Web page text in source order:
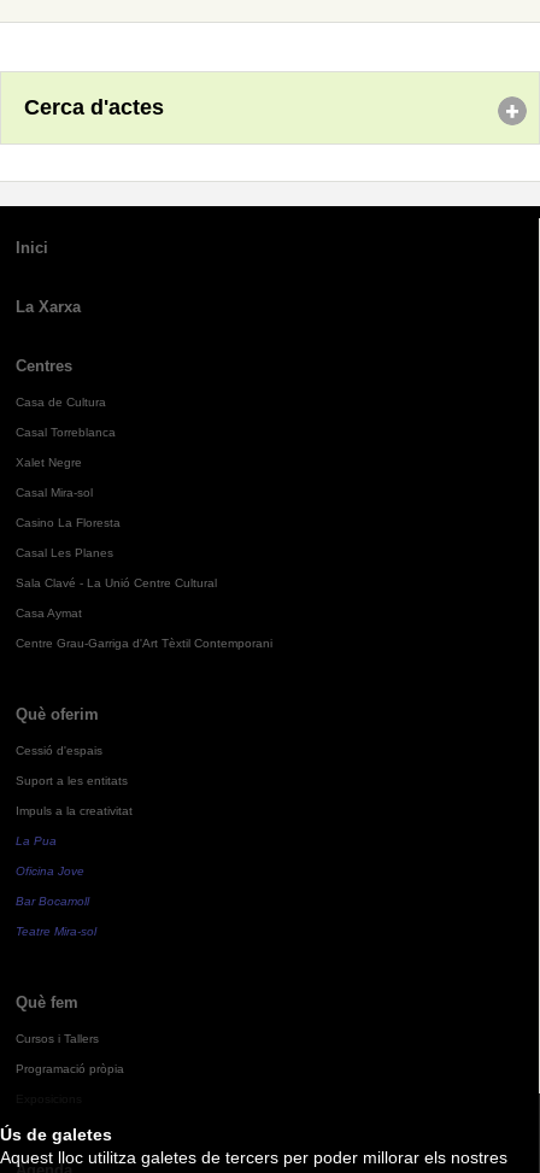
Ús de galetes
Aquest lloc utilitza galetes de tercers per poder millorar els nostres
Cerca d'actes
Inici
La Xarxa
Centres
Casa de Cultura
Casal Torreblanca
Xalet Negre
Casal Mira-sol
Casino La Floresta
Casal Les Planes
Sala Clavé - La Unió Centre Cultural
Casa Aymat
Centre Grau-Garriga d'Art Tèxtil Contemporani
Què oferim
Cessió d'espais
Suport a les entitats
Impuls a la creativitat
La Pua
Oficina Jove
Bar Bocamoll
Teatre Mira-sol
Què fem
Cursos i Tallers
Programació pròpia